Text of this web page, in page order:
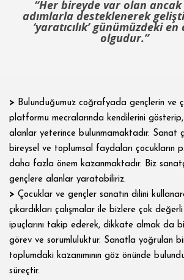
“Her bireyde var olan
adımlarla desteklenerek
‘yaratıcılık’ günümüzdeki
olgudur.”
> Bulunduğumuz coğrafyada gençlerin ve
platformu mecralarında kendilerini
alanlar yeterince bulunmamaktadır. Sanat
bireysel ve toplumsal faydaları çocukların
daha fazla önem kazanmaktadır. Biz
gençlere alanlar yaratabiliriz.
> Çocuklar ve gençler sanatın dilini
çıkardıkları çalışmalar ile bizlere çok
ipuçlarını takip ederek, dikkate almak da
görev ve sorumluluktur. Sanatla yoğrulan
toplumdaki kazanımının göz önünde
süreçtir.